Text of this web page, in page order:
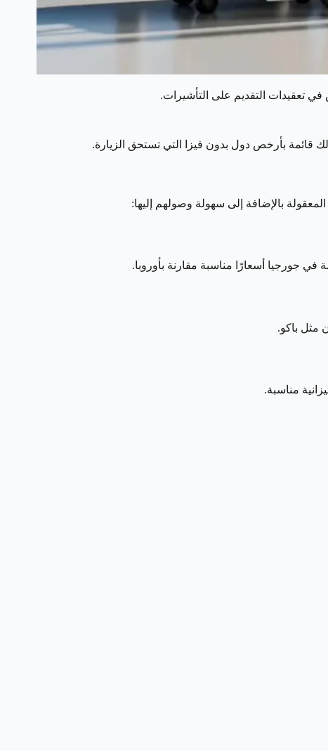
تعقيدات التقديم على التأشيرات.
قائمة بأرخص دول بدون فيزا التي تستحق الزيارة.
بالإضافة إلى سهولة وصولهم إليها:
في جورجيا أسعارًا مناسبة مقارنة بأوروبا.
مثل باكو.
مناسبة.